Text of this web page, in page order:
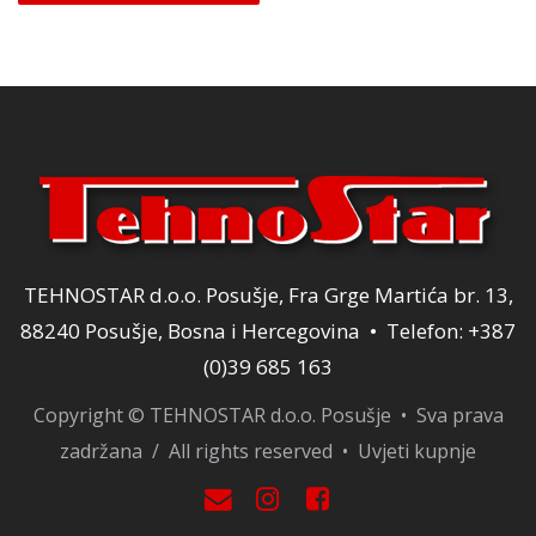
TEHNOSTAR d.o.o. Posušje, Fra Grge Martića br. 13,
88240 Posušje, Bosna i Hercegovina • Telefon: +387
(0)39 685 163
Copyright © TEHNOSTAR d.o.o. Posušje • Sva prava
zadržana / All rights reserved • Uvjeti kupnje